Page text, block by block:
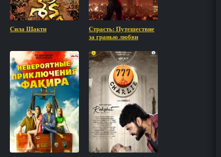
Сила Шакти
Страсть: Путешествие
за гранью любви